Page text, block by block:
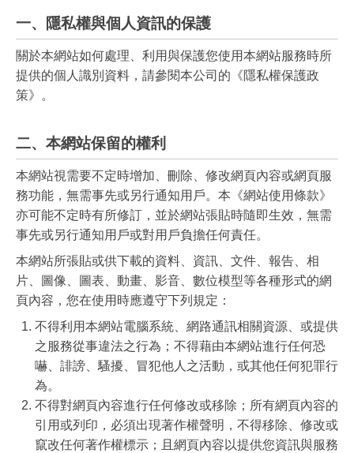
一、隱私權與個人資訊的保護
關於本網站如何處理、利用與保護您使用本網站服務時所
提供的個人識別資料，請參閱本公司的《隱私權保護政
策》。
二、本網站保留的權利
本網站視需要不定時增加、刪除、修改網頁內容或網頁服
務功能，無需事先或另行通知用戶。本《網站使用條款》
亦可能不定時有所修訂，並於網站張貼時隨即生效，無需
事先或另行通知用戶或對用戶負擔任何責任。
本網站所張貼或供下載的資料、資訊、文件、報告、相
片、圖像、圖表、動畫、影音、數位模型等各種形式的網
頁內容，您在使用時應遵守下列規定：
不得利用本網站電腦系統、網路通訊相關資源、或提供
之服務從事違法之行為；不得藉由本網站進行任何恐
嚇、誹謗、騷擾、冒犯他人之活動，或其他任何犯罪行
為。
不得對網頁內容進行任何修改或移除；所有網頁內容的
引用或列印，必須出現著作權聲明，不得移除、修改或
竄改任何著作權標示；且網頁內容以提供您資訊與服務